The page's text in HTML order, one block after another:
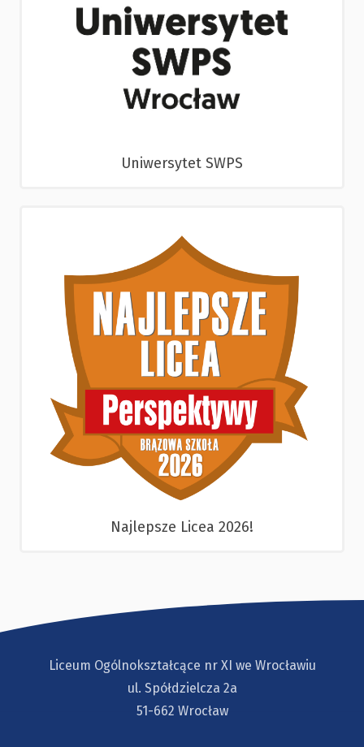
Uniwersytet SWPS
Najlepsze Licea 2026!
Liceum Ogólnokształcące nr XI we Wrocławiu
ul. Spółdzielcza 2a
51-662 Wrocław